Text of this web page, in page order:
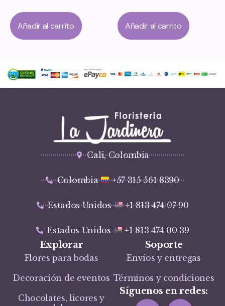
Añadir al carrito Añadir al carrito
Cali, Colombia
Colombia +57 315 561 8390
Estados Unidos +1 813 474 07 90
Estados Unidos +1 813 474 00 39
Explorar
Flores para bodas
Decoración de eventos
Chocolates, licores y
Soporte
Envíos y entregas
Términos y condiciones
Síguenos en redes: